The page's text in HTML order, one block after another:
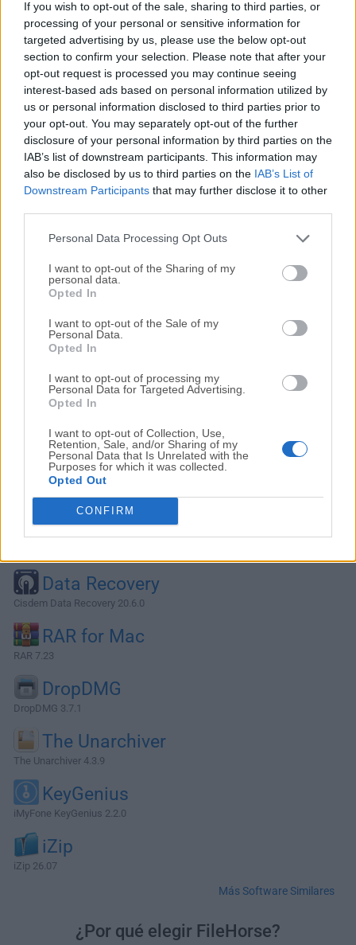
If you wish to opt-out of the sale, sharing to third parties, or
processing of your personal or sensitive information for
targeted advertising by us, please use the below opt-out
section to confirm your selection. Please note that after your
opt-out request is processed you may continue seeing
interest-based ads based on personal information utilized by
us or personal information disclosed to third parties prior to
your opt-out. You may separately opt-out of the further
disclosure of your personal information by third parties on the
IAB’s list of downstream participants. This information may
also be disclosed by us to third parties on the IAB’s List of
Downstream Participants that may further disclose it to other
Personal Data Processing Opt Outs
I want to opt-out of the Sharing of my
personal data.
Opted In
I want to opt-out of the Sale of my
Personal Data.
Opted In
I want to opt-out of processing my
Personal Data for Targeted Advertising.
Opted In
I want to opt-out of Collection, Use,
Retention, Sale, and/or Sharing of my
Personal Data that Is Unrelated with the
Purposes for which it was collected.
Opted Out
CONFIRM
disco duro que puede recuperar tus fotos, videos,
documentos de: discos duros bloqueados, corruptos o que
no se montan.Disco duro formateado accidentalmente o
sistema operativo reinstalado. Eliminación previa, archivos
dañados o faltantes. La aplicación es un software de disco
duro y recuperación de archivos fácil de usar. Funciona
cuando otro software de recuperación de ordenador ha
fallado.Una nueva característica potente que se encuentra
en Data Rescue para macOS es BootWell. El disco duro
principal de tu Mac (a veces denominado HD Principal o
disco duro, puede se...
Alternativas y Software Similar
Data Recovery
Cisdem Data Recovery 20.6.0
RAR for Mac
RAR 7.23
DropDMG
DropDMG 3.7.1
The Unarchiver
The Unarchiver 4.3.9
KeyGenius
iMyFone KeyGenius 2.2.0
iZip
iZip 26.07
Más Software Similares
¿Por qué elegir FileHorse?